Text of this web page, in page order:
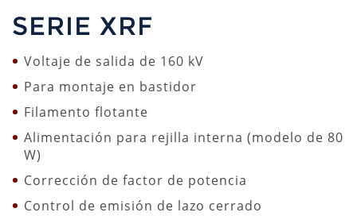
SERIE XRF
Voltaje de salida de 160 kV
Para montaje en bastidor
Filamento flotante
Alimentación para rejilla interna (modelo de 80
W)
Corrección de factor de potencia
Control de emisión de lazo cerrado